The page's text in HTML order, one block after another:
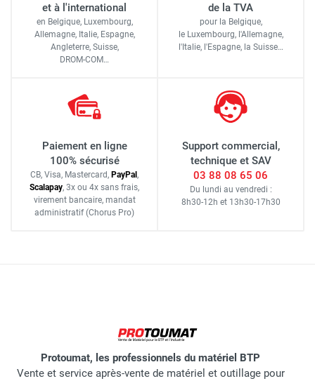
et à l'international
en Belgique, Luxembourg,
Allemagne, Italie, Espagne,
Angleterre, Suisse,
DROM-COM…
de la TVA
pour la Belgique,
le Luxembourg, l'Allemagne,
l'Italie, l'Espagne, la Suisse…
Paiement en ligne
100% sécurisé
CB, Visa, Mastercard, PayPal,
Scalapay, 3x ou 4x sans frais,
virement bancaire, mandat
administratif (Chorus Pro)
Support commercial,
technique et SAV
03 88 08 65 06
Du lundi au vendredi :
8h30-12h et 13h30-17h30
Protoumat, les professionnels du matériel BTP
Vente et service après-vente de matériel et outillage pour